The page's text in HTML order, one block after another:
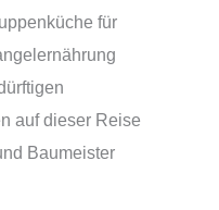
für
auf dieser Reise
Baumeister